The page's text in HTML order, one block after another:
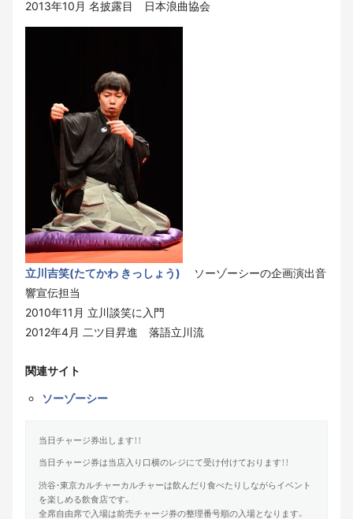
2013年10月 名披露目 日本浪曲協会
立川吉笑(たてかわ きっしょう)
ソーゾーシーの企画演出音
響宣伝担当
2010年11月 立川談笑に入門
2012年4月 二ツ目昇進 落語立川流
関連サイト
ソーゾーシー
当日チャージ券出します！！
当日チャージ券は当店入り口横のレジにて受け付けております！！
渋谷・東京カルチャーカルチャーは飲んだり食べたりしながらイベント
を楽しめる飲食店です。
全席自由席で入場は前売チャージ券の整理番号順の入場となります。